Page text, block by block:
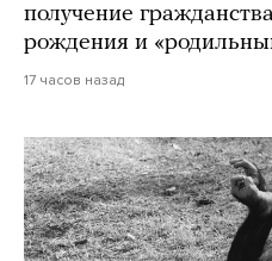
получение
рождения и
17 часов назад